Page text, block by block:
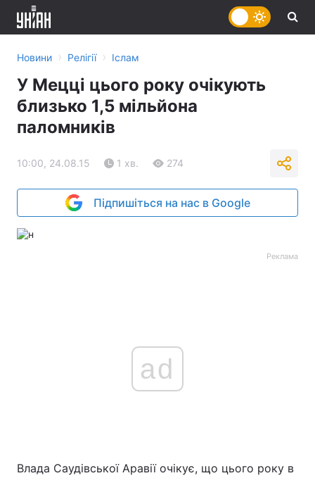
Новини › Релігії › Іслам
У Мецці цього року очікують
близько 1,5 мільйона
паломників
10:00, 24.08.15 1 хв. 274
Підпишіться на нас в Google
Реклама
ad
Влада Саудівської Аравії очікує, що цього року в